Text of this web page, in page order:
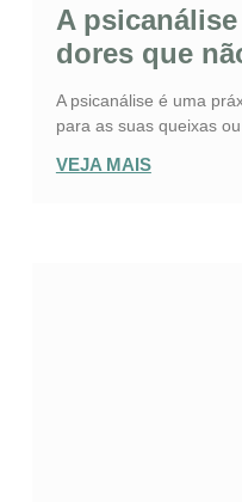
A
dores que
A psicanálise é uma
para as suas queixas ou
VEJA MAIS